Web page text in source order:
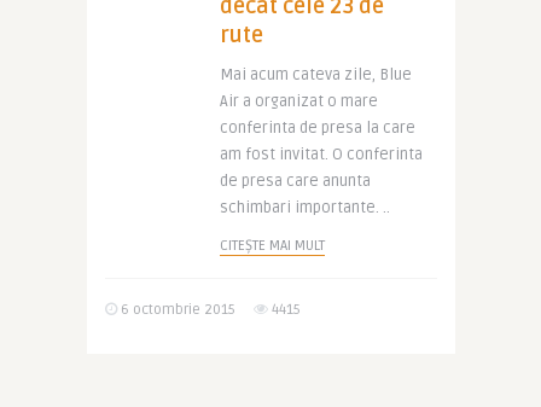
decat cele 23 de
rute
Mai acum cateva zile, Blue
Air a organizat o mare
conferinta de presa la care
am fost invitat. O conferinta
de presa care anunta
schimbari importante. ..
CITEȘTE MAI MULT
6 octombrie 2015 4415